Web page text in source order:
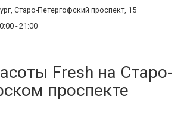
Старо-Петергофский проспект, 15
- 21:00
Fresh на Старо-
проспекте